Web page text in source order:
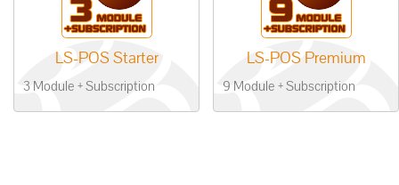
LS-POS Starter
3 Module + Subscription
LS-POS Premium
9 Module + Subscription